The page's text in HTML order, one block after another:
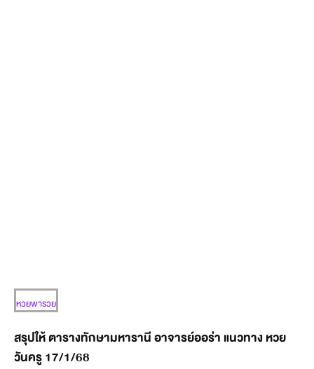
หวยพารวย
สรุปให้ ตารางทักษามหารานี อาจารย์ออร่า แนวทาง หวย
วันครู 17/1/68